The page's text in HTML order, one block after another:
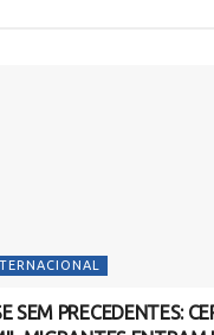
SEM PRECEDENTES: